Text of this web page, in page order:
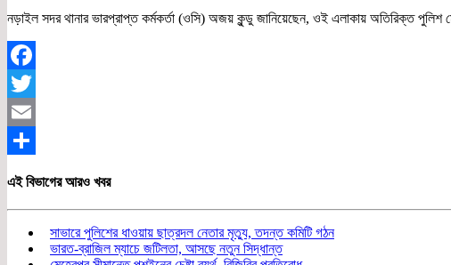
নড়াইল সদর থানার ভারপ্রাপ্ত কর্মকর্তা (ওসি) অজয় কুন্ডু জানিয়েছেন, ওই এলাকায় অতিরিক্ত পুলিশ
Facebook
Twitter
Email
এই বিভাগের আরও খবর
সাভারে পুলিশের ধাওয়ায় ছাত্রদল নেতার মৃত্যু, তদন্ত কমিটি গঠন
ভারত-ব্রাজিল ম্যাচে জটিলতা, আসছে নতুন সিদ্ধান্ত